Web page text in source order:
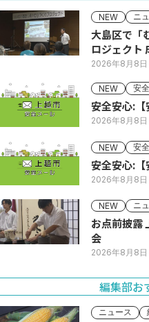
NEW ニ
大島区で「
ロジェクト
2026年8月8日
NEW 安
安全安心:
2026年8月8日
NEW 安
安全安心:
2026年8月8日
NEW ニ
お点前披露
会
2026年8月8日
編集部お
ニュース